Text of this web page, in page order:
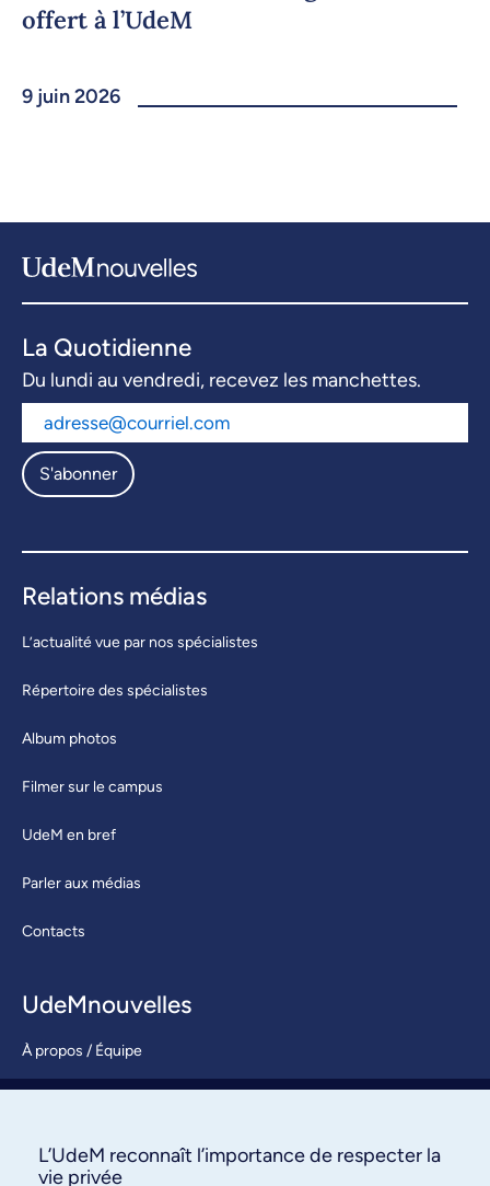
offert à l’UdeM
9 juin 2026
La Quotidienne
Du lundi au vendredi, recevez les manchettes.
S'abonner
Relations médias
L’actualité vue par nos spécialistes
Répertoire des spécialistes
Album photos
Filmer sur le campus
UdeM en bref
Parler aux médias
Contacts
UdeMnouvelles
À propos / Équipe
S’abonner
L’UdeM reconnaît l’importance de respecter la
vie privée